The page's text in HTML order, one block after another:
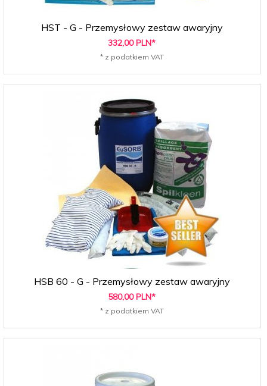
HST - G - Przemysłowy zestaw awaryjny
332,00 PLN*
* z podatkiem VAT
HSB 60 - G - Przemysłowy zestaw awaryjny
580,00 PLN*
* z podatkiem VAT